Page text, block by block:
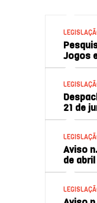
Jogos
21 de
Aviso
de abril